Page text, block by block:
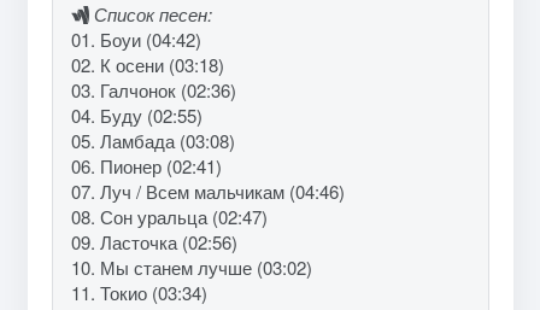
Список песен:
01. Боуи (04:42)
02. К осени (03:18)
03. Галчонок (02:36)
04. Буду (02:55)
05. Ламбада (03:08)
06. Пионер (02:41)
07. Луч / Всем мальчикам (04:46)
08. Сон уральца (02:47)
09. Ласточка (02:56)
10. Мы станем лучше (03:02)
11. Токио (03:34)